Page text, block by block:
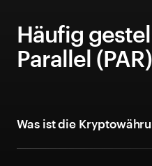
Häufig
Parallel (PAR)
Was ist die